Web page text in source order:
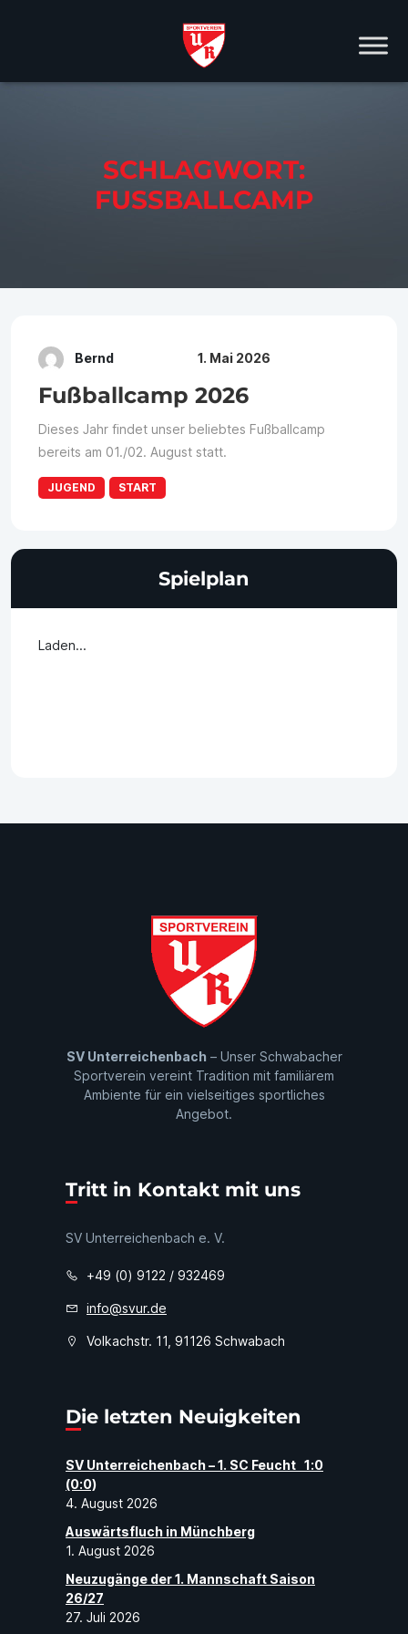
SCHLAGWORT:
FUSSBALLCAMP
Bernd 1. Mai 2026
Fußballcamp 2026
Dieses Jahr findet unser beliebtes Fußballcamp
bereits am 01./02. August statt.
JUGEND START
Spielplan
Laden...
SV Unterreichenbach– Unser Schwabacher
Sportverein vereint Tradition mit familiärem
Ambiente für ein vielseitiges sportliches
Angebot.
Tritt in Kontakt mit uns
SV Unterreichenbach e. V.
+49 (0) 9122 / 932469
info@svur.de
Volkachstr. 11, 91126 Schwabach
Die letzten Neuigkeiten
SV Unterreichenbach – 1. SC Feucht 1:0
(0:0)
4. August 2026
Auswärtsfluch in Münchberg
1. August 2026
Neuzugänge der 1. Mannschaft Saison
26/27
27. Juli 2026